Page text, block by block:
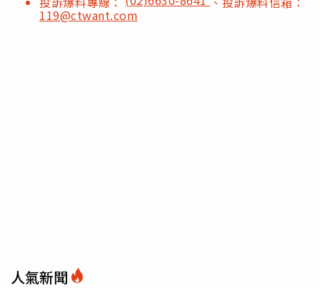
119@ctwant.com
人氣新聞